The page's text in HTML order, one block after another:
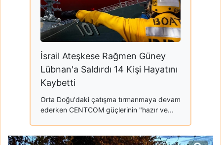
İsrail Ateşkese Rağmen Güney
Lübnan'a Saldırdı 14 Kişi Hayatını
Kaybetti
Orta Doğu'daki çatışma tırmanmaya devam
ederken CENTCOM güçlerinin "hazır ve...